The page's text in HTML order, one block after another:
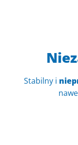
Stabilny i